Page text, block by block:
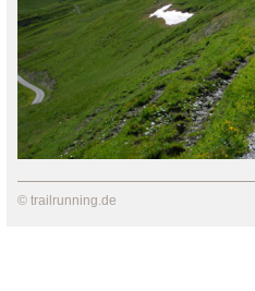
© trailrunning.de